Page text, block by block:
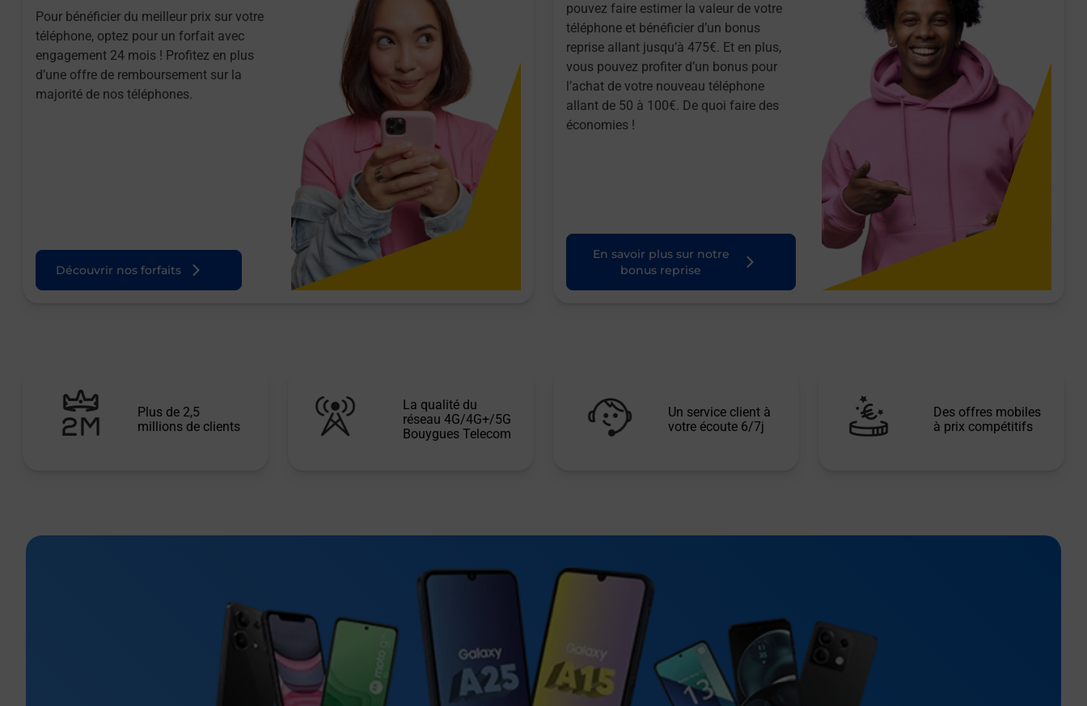
Pour bénéficier du meilleur prix sur votre
téléphone, optez pour un forfait avec
engagement 24 mois ! Profitez en plus
d’une offre de remboursement sur la
majorité de nos téléphones.
Découvrir nos forfaits
pouvez faire estimer la valeur de votre
téléphone et bénéficier d’un bonus
reprise allant jusqu’à 475€. Et en plus,
vous pouvez profiter d’un bonus pour
l’achat de votre nouveau téléphone
allant de 50 à 100€. De quoi faire des
économies !
En savoir plus sur notre
bonus reprise
Plus de 2,5
millions de clients
La qualité du
réseau 4G/4G+/5G
Bouygues Telecom
Un service client à
votre écoute 6/7j
Des offres mobiles
à prix compétitifs